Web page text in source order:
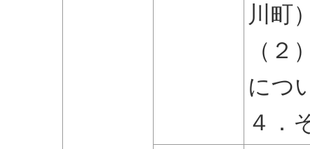
川町
（
につ
４．